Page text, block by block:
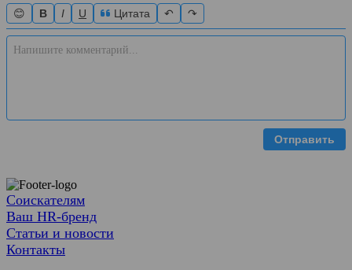
😊 B I U Цитата ↶ ↷
Отправить
Соискателям
Ваш HR-бренд
Статьи и новости
Контакты